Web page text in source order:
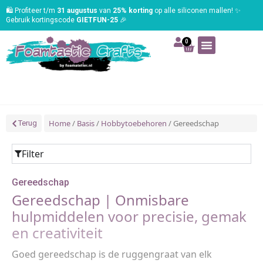
🛍️ Profiteer t/m 31 augustus van 25% korting op alle siliconen mallen! ✨
Gebruik kortingscode GIETFUN-25 🎉
0
Terug Home/ Basis/ Hobbytoebehoren / Gereedschap
Filter
Gereedschap
Gereedschap | Onmisbare
hulpmiddelen voor precisie, gemak
en creativiteit
Goed gereedschap is de ruggengraat van elk